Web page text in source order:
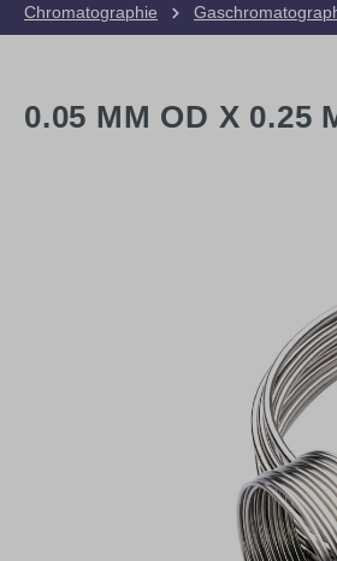
Chromatographie
0.05 MM OD X 0.25